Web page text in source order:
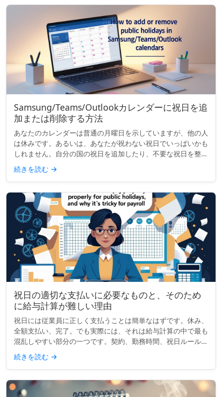
Samsung/Teams/Outlookカレンダーに祝日を追
加または削除する方法
あなたのカレンダーは普通の月曜日を示していますが、他の人
は休みです。あるいは、あなたが祝わない祝日でいっぱいかも
しれません。自分の国の祝日を追加したり、不要な祝日を整理
したりする場合、多くの主要なカレンダーでは表示内容をカス
タマイズできます...
続きを読む →
祝日の適切な支払いに必要なものと、そのため
に給与計算が難しい理由
祝日には従業員に正しく支払うことは簡単なはずです。休み、
全額支払い、完了。でも実際には、それは給与計算の中で最も
混乱しやすい部分の一つです。契約、勤務時間、祝日ルールが
異なると、単一の祝日でもコンプライアンスの頭痛の種になり
得ます。小規模な...
続きを読む →